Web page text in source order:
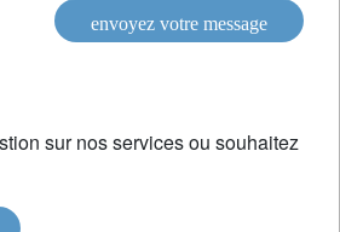
envoyez votre message
sur nos services ou souhaitez